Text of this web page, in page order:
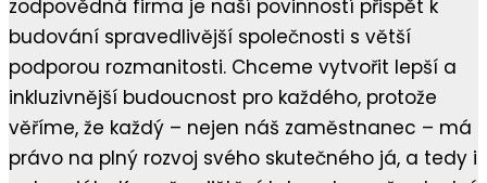
zodpovědná firma je naší povinností přispět k
budování spravedlivější společnosti s větší
podporou rozmanitosti. Chceme vytvořit lepší a
inkluzivnější budoucnost pro každého, protože
věříme, že každý – nejen náš zaměstnanec – má
právo na plný rozvoj svého skutečného já, a tedy i